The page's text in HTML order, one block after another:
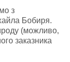
з
Бобиря.
(можливо,
заказника